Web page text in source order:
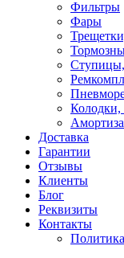
Фильтры
Фары
Колодки,
Доставка
Гарантии
Отзывы
Клиенты
Блог
Реквизиты
Контакты